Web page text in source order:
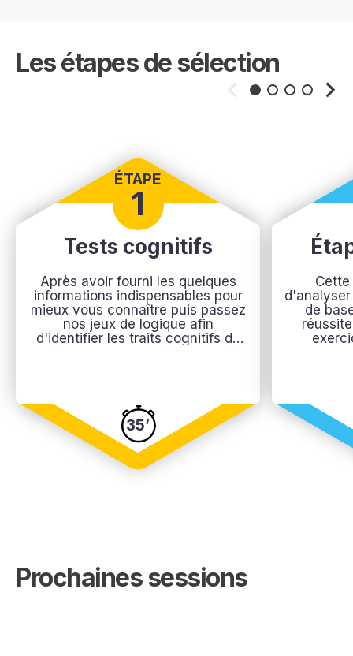
Les étapes de sélection
ÉTAPE
1
Tests cognitifs
Après avoir fourni les quelques
informations indispensables pour
mieux vous connaître puis passez
nos jeux de logique afin
d'identifier les traits cognitifs de
35’
de
Prochaines sessions